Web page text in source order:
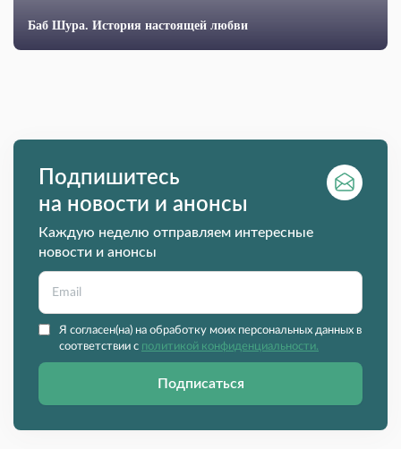
Баб Шура. История настоящей любви
Подпишитесь
на новости и анонсы
Каждую неделю отправляем интересные
новости и анонсы
Я согласен(на) на обработку моих персональных данных в
соответствии с политикой конфиденциальности.
Подписаться